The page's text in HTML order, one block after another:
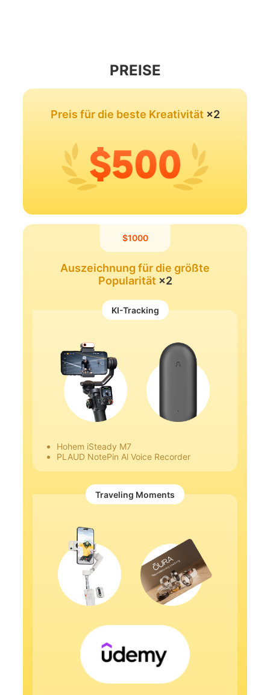
Hohem MIC-01
PREISE
Preis für die beste Kreativität ×2
$1000
Auszeichnung für die größte
Popularität ×2
KI-Tracking
Hohem iSteady M7
PLAUD NotePin Al Voice Recorder
Traveling Moments